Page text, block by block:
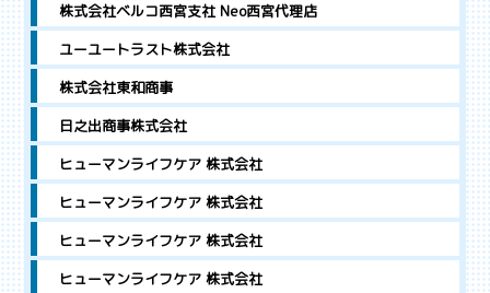
株式会社ベルコ西宮支社 Neo西宮代理店
ユーユートラスト株式会社
株式会社東和商事
日之出商事株式会社
ヒューマンライフケア 株式会社
ヒューマンライフケア 株式会社
ヒューマンライフケア 株式会社
ヒューマンライフケア 株式会社